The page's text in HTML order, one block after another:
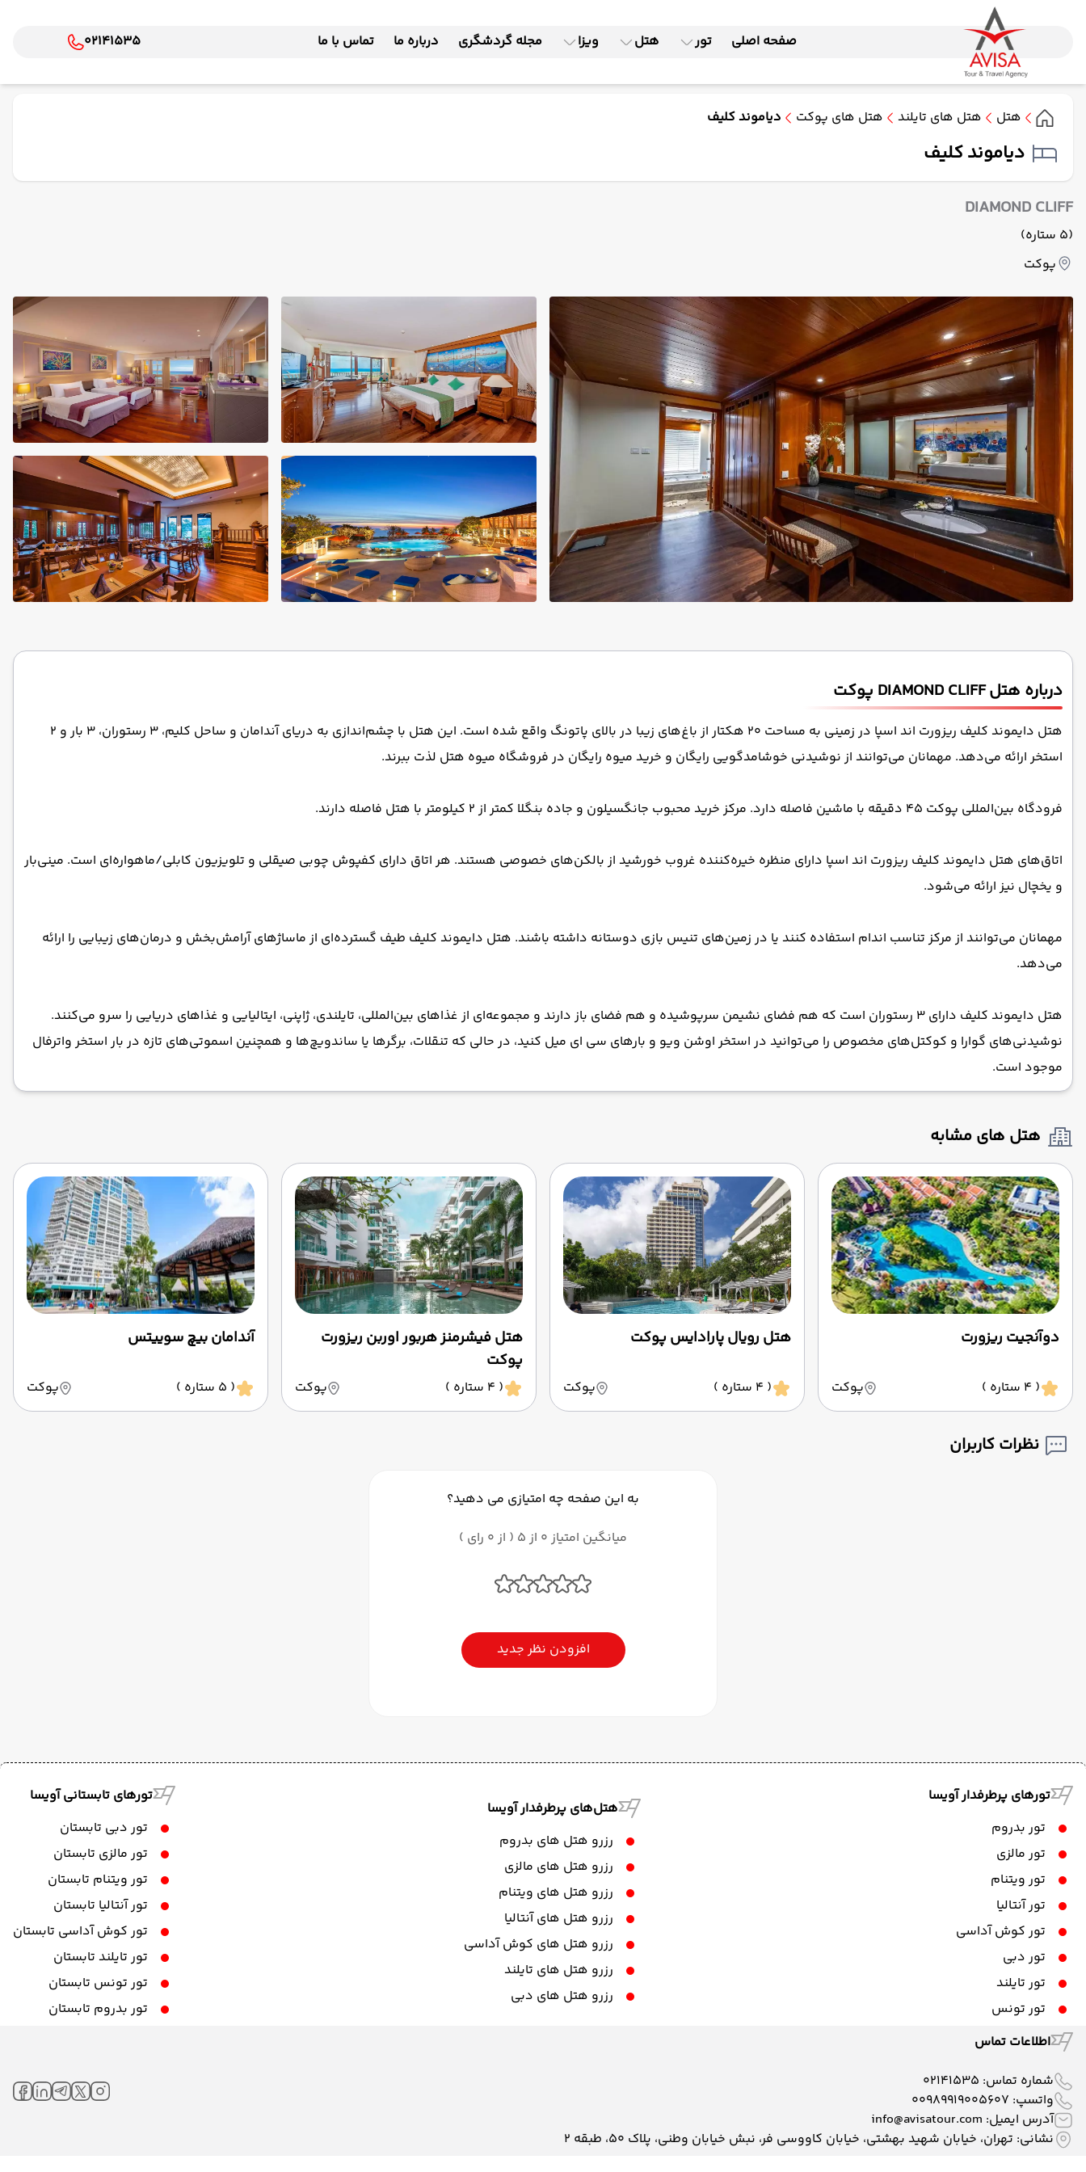
صفحه اصلی تور هتل ویزا مجله گردشگری درباره ما تماس با ما 02141535
هتل هتل های تایلند هتل های پوکت دیاموند کلیف
دیاموند کلیف
DIAMOND CLIFF
(5 ستاره)
پوکت
درباره هتل DIAMOND CLIFF پوکت
هتل دایموند کلیف ریزورت اند اسپا در زمینی به مساحت ۲۰ هکتار از باغ‌های زیبا در بالای پاتونگ واقع شده است. این هتل با چشم‌اندازی به دریای آندامان و ساحل کلیم، ۳ رستوران، ۳ بار و ۲
استخر ارائه می‌دهد. مهمانان می‌توانند از نوشیدنی خوشامدگویی رایگان و خرید میوه رایگان در فروشگاه میوه هتل لذت ببرند.
فرودگاه بین‌المللی پوکت ۴۵ دقیقه با ماشین فاصله دارد. مرکز خرید محبوب جانگسیلون و جاده بنگلا کمتر از ۲ کیلومتر با هتل فاصله دارند.
اتاق‌های هتل دایموند کلیف ریزورت اند اسپا دارای منظره خیره‌کننده غروب خورشید از بالکن‌های خصوصی هستند. هر اتاق دارای کفپوش چوبی صیقلی و تلویزیون کابلی/ماهواره‌ای است. مینی‌بار
و یخچال نیز ارائه می‌شود.
مهمانان می‌توانند از مرکز تناسب اندام استفاده کنند یا در زمین‌های تنیس بازی دوستانه داشته باشند. هتل دایموند کلیف طیف گسترده‌ای از ماساژهای آرامش‌بخش و درمان‌های زیبایی را ارائه
می‌دهد.
هتل دایموند کلیف دارای ۳ رستوران است که هم فضای نشیمن سرپوشیده و هم فضای باز دارند و مجموعه‌ای از غذاهای بین‌المللی، تایلندی، ژاپنی، ایتالیایی و غذاهای دریایی را سرو می‌کنند.
نوشیدنی‌های گوارا و کوکتل‌های مخصوص را می‌توانید در استخر اوشن ویو و بارهای سی ای میل کنید، در حالی که تنقلات، برگرها یا ساندویچ‌ها و همچنین اسموتی‌های تازه در بار استخر واترفال
موجود است.
هتل های مشابه
دوآنجیت ریزورت
( 4 ستاره ) پوکت
هتل رویال پارادایس پوکت
( 4 ستاره ) پوکت
هتل فیشرمنز هربور اوربن ریزورت
پوکت
( 4 ستاره ) پوکت
آندامان بیچ سوییتس
( 5 ستاره ) پوکت
نظرات کاربران
به این صفحه چه امتیازی می دهید؟
میانگین امتیاز 0 از 5 ( از 0 رای )
افزودن نظر جدید
تورهای پرطرفدار آویسا
تور بدروم
تور مالزی
تور ویتنام
تور آنتالیا
تور کوش آداسی
تور دبی
تور تایلند
تور تونس
هتل‌های پرطرفدار آویسا
رزرو هتل های بدروم
رزرو هتل های مالزی
رزرو هتل های ویتنام
رزرو هتل های آنتالیا
رزرو هتل های کوش آداسی
رزرو هتل های تایلند
رزرو هتل های دبی
تورهای تابستانی آویسا
تور دبی تابستان
تور مالزی تابستان
تور ویتنام تابستان
تور آنتالیا تابستان
تور کوش آداسی تابستان
تور تایلند تابستان
تور تونس تابستان
تور بدروم تابستان
اطلاعات تماس
شماره تماس: 02141535
واتسپ: 00989919005607
آدرس ایمیل: info@avisatour.com
نشانی: تهران، خیابان شهید بهشتی، خیابان کاووسی فر، نبش خیابان وطنی، پلاک ۵۰، طبقه 2